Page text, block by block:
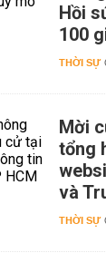
Hồi
100
THỜI SỰ
Mời
tổng
và
THỜI SỰ